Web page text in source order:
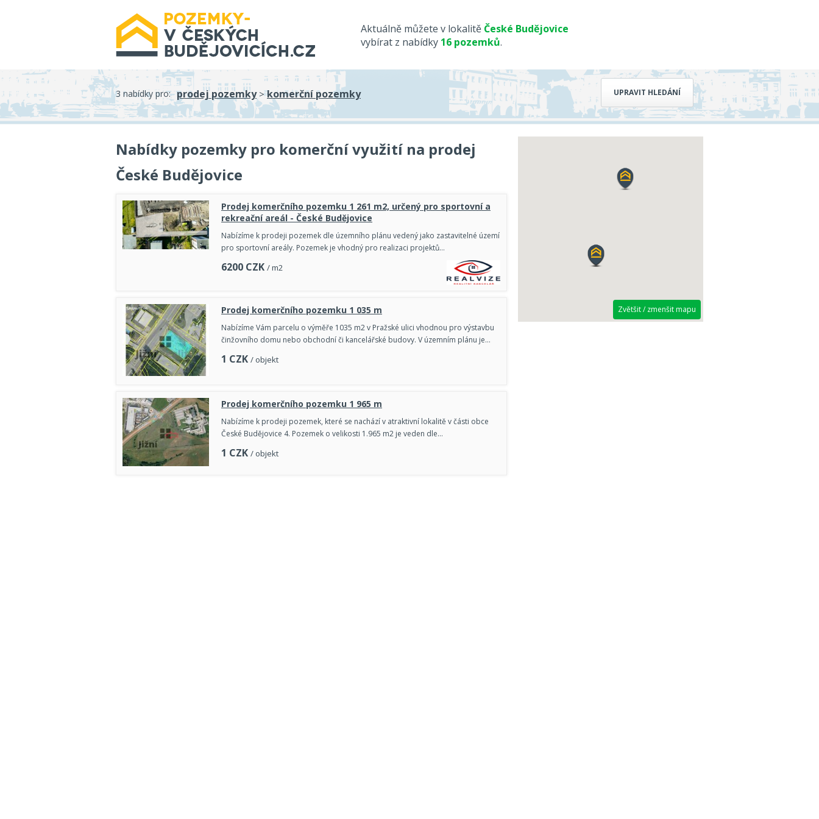
Aktuálně můžete v lokalitě České Budějovice
vybírat z nabídky 16 pozemků.
UPRAVIT HLEDÁNÍ
3 nabídky pro: prodej pozemky>komerční pozemky
Nabídky pozemky pro komerční využití na prodej
České Budějovice
Prodej komerčního pozemku 1 261 m2, určený pro sportovní a
rekreační areál - České Budějovice
Nabízíme k prodeji pozemek dle územního plánu vedený jako zastavitelné území
pro sportovní areály. Pozemek je vhodný pro realizaci projektů…
6200 CZK / m2
Prodej komerčního pozemku 1 035 m
Nabízíme Vám parcelu o výměře 1035 m2 v Pražské ulici vhodnou pro výstavbu
činžovního domu nebo obchodní či kancelářské budovy. V územním plánu je…
1 CZK / objekt
Prodej komerčního pozemku 1 965 m
Nabízíme k prodeji pozemek, které se nachází v atraktivní lokalitě v části obce
České Budějovice 4. Pozemek o velikosti 1.965 m2 je veden dle…
1 CZK / objekt
Zvětšit / zmenšit mapu